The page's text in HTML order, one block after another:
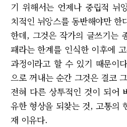
기 위해서는 언제나 중립적 뉘
치적인 뉘앙스를 동반해야만
한데, 그것은 작가의 글쓰기는
패라는 한계를 인식한 이후에
과정이라고 할 수 있기 때문이
으로 꺼내는 순간 그것은 결코
전혀 다른 상투적인 것이 되어
유한 형상을 되찾는 것, 고통의
재 이유다.